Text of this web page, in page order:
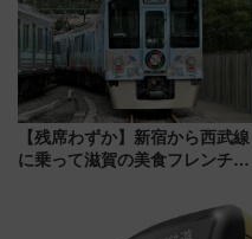
しめるプランが登場
【残席わずか】新宿から西武線
に乗って滋賀の美食フレンチを
「52席の至福」で味わう近江牛
や伝統文化の特別コラボ